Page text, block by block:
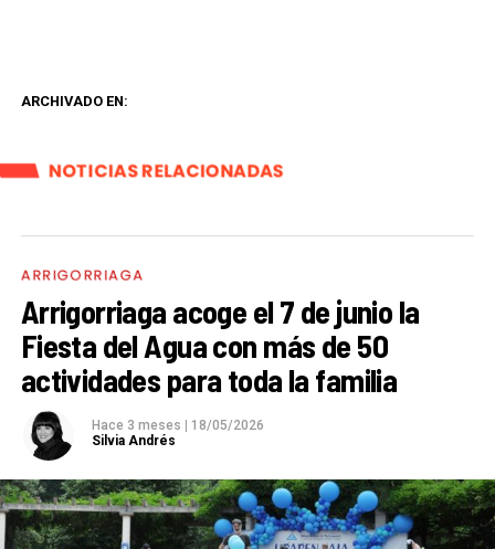
ARCHIVADO EN:
NOTICIAS RELACIONADAS
ARRIGORRIAGA
Arrigorriaga acoge el 7 de junio la
Fiesta del Agua con más de 50
actividades para toda la familia
Hace 3 meses
18/05/2026
Silvia Andrés